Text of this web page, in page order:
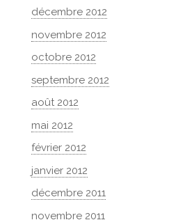
décembre 2012
novembre 2012
octobre 2012
septembre 2012
août 2012
mai 2012
février 2012
janvier 2012
décembre 2011
novembre 2011